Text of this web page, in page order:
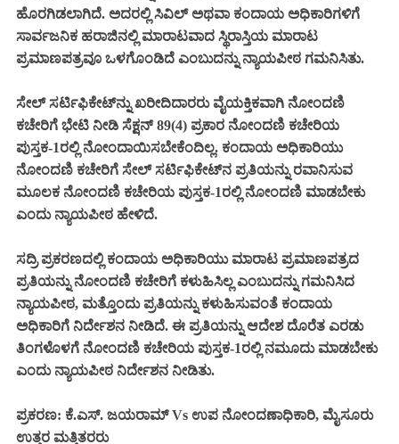
ಹೊರಗಿಡಲಾಗಿದೆ. ಅದರಲ್ಲಿ ಸಿವಿಲ್ ಅಥವಾ ಕಂದಾಯ ಅಧಿಕಾರಿಗಳಿಗೆ
ಸಾರ್ವಜನಿಕ ಹರಾಜಿನಲ್ಲಿ ಮಾರಾಟವಾದ ಸ್ಥಿರಾಸ್ತಿಯ ಮಾರಾಟ
ಪ್ರಮಾಣಪತ್ರವೂ ಒಳಗೊಂಡಿದೆ ಎಂಬುದನ್ನು ನ್ಯಾಯಪೀಠ ಗಮನಿಸಿತು.
ಸೇಲ್ ಸರ್ಟಿಫಿಕೇಟ್‌ನ್ನು ಖರೀದಿದಾರರು ವೈಯಕ್ತಿಕವಾಗಿ ನೋಂದಣಿ
ಕಚೇರಿಗೆ ಭೇಟಿ ನೀಡಿ ಸೆಕ್ಷನ್ 89(4) ಪ್ರಕಾರ ನೋಂದಣಿ ಕಚೇರಿಯ
ಪುಸ್ತಕ-1ರಲ್ಲಿ ನೋಂದಾಯಿಸಬೇಕೆಂದಿಲ್ಲ. ಕಂದಾಯ ಅಧಿಕಾರಿಯು
ನೋಂದಣಿ ಕಚೇರಿಗೆ ಸೇಲ್ ಸರ್ಟಿಫಿಕೇಟ್‌ನ ಪ್ರತಿಯನ್ನು ರವಾನಿಸುವ
ಮೂಲಕ ನೋಂದಣಿ ಕಚೇರಿಯ ಪುಸ್ತಕ-1ರಲ್ಲಿ ನೋಂದಣಿ ಮಾಡಬೇಕು
ಎಂದು ನ್ಯಾಯಪೀಠ ಹೇಳಿದೆ.
ಸದ್ರಿ ಪ್ರಕರಣದಲ್ಲಿ ಕಂದಾಯ ಅಧಿಕಾರಿಯು ಮಾರಾಟ ಪ್ರಮಾಣಪತ್ರದ
ಪ್ರತಿಯನ್ನು ನೋಂದಣಿ ಕಚೇರಿಗೆ ಕಳುಹಿಸಿಲ್ಲ ಎಂಬುದನ್ನು ಗಮನಿಸಿದ
ನ್ಯಾಯಪೀಠ, ಮತ್ತೊಂದು ಪ್ರತಿಯನ್ನು ಕಳುಹಿಸುವಂತೆ ಕಂದಾಯ
ಅಧಿಕಾರಿಗೆ ನಿರ್ದೇಶನ ನೀಡಿದೆ. ಈ ಪ್ರತಿಯನ್ನು ಆದೇಶ ದೊರೆತ ಎರಡು
ತಿಂಗಳೊಳಗೆ ನೋಂದಣಿ ಕಚೇರಿಯ ಪುಸ್ತಕ-1ರಲ್ಲಿ ನಮೂದು ಮಾಡಬೇಕು
ಎಂದು ನ್ಯಾಯಪೀಠ ನಿರ್ದೇಶನ ನೀಡಿತು.
ಪ್ರಕರಣ: ಕೆ.ಎಸ್. ಜಯರಾಮ್ Vs ಉಪ ನೋಂದಣಾಧಿಕಾರಿ, ಮೈಸೂರು
ಉತ್ತರ ಮತ್ತಿತರರು